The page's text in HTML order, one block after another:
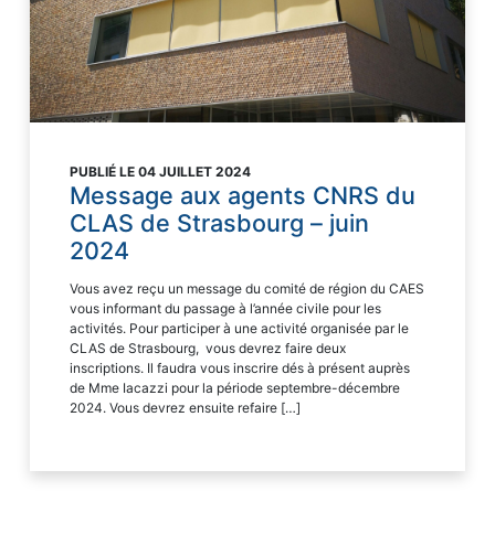
PUBLIÉ LE 04 JUILLET 2024
Message aux agents CNRS du
CLAS de Strasbourg – juin
2024
Vous avez reçu un message du comité de région du CAES
vous informant du passage à l’année civile pour les
activités. Pour participer à une activité organisée par le
CLAS de Strasbourg, vous devrez faire deux
inscriptions. Il faudra vous inscrire dés à présent auprès
de Mme Iacazzi pour la période septembre-décembre
2024. Vous devrez ensuite refaire […]